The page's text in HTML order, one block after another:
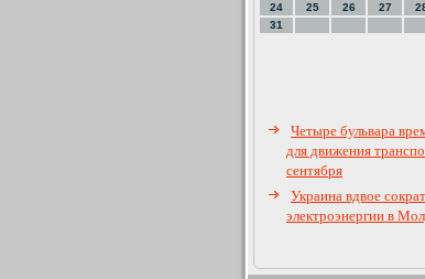
24
25 26 27
31
Четыре бульвара
для движения
сентября
Украина вдвое
электроэнергии в